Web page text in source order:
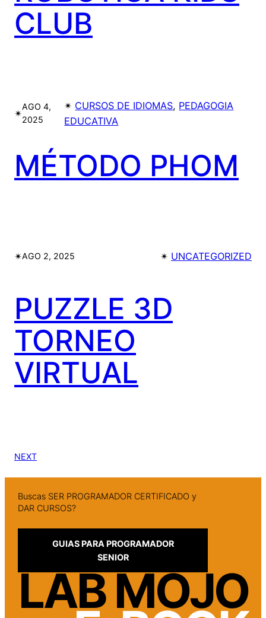
CLUB
✴︎
AGO 4,
2025
✴︎ CURSOS DE IDIOMAS, PEDAGOGIA
EDUCATIVA
MÉTODO PHOM
✴︎AGO 2, 2025 ✴︎ UNCATEGORIZED
PUZZLE 3D
TORNEO
VIRTUAL
NEXT
Buscas SER PROGRAMADOR CERTIFICADO y
DAR CURSOS?
GUIAS PARA PROGRAMADOR
SENIOR
LAB MOJO